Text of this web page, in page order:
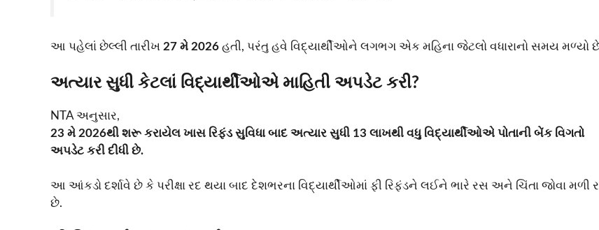
આ પહેલાં છેલ્લી તારીખ 27 મે 2026 હતી, પરંતુ હવે વિદ્યાર્થીઓને લગભગ એક મહિના જેટલો વધારાનો સમય મળ્યો
અત્યાર સુધી કેટલાં વિદ્યાર્થીઓએ માહિતી અપડેટ કરી?
NTA અનુસાર,
23 મે 2026થી શરૂ કરાયેલ ખાસ રિફંડ સુવિધા બાદ અત્યાર સુધી 13 લાખથી વધુ વિદ્યાર્થીઓએ પોતાની બેંક વિગતો
અપડેટ કરી દીધી છે.
આ આંકડો દર્શાવે છે કે પરીક્ષા રદ થયા બાદ દેશભરના વિદ્યાર્થીઓમાં ફી રિફંડને લઈને ભારે રસ અને ચિંતા જોવા મળી
છે.